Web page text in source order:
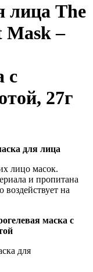
лица The
Mask –
с
27г
для лица
лицо масок.
и пропитана
на
маска с
для